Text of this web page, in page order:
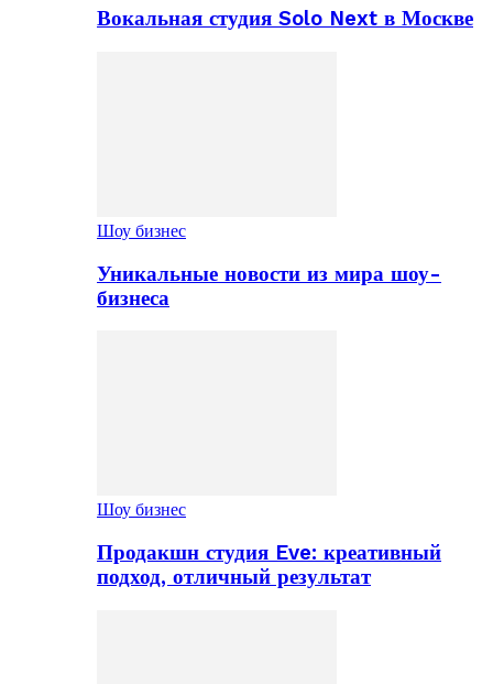
Вокальная студия Solo Next в Москве
Шоу бизнес
Уникальные новости из мира шоу-
бизнеса
Шоу бизнес
Продакшн студия Eve: креативный
подход, отличный результат